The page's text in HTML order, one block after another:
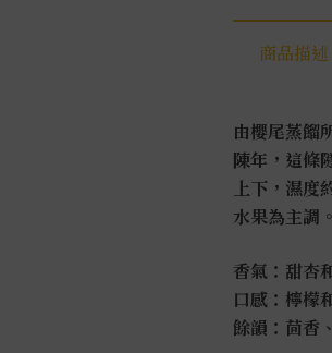
士
量
商品描述
由櫻尾蒸餾
陳年，這條
上下，濕度
水果為主調。
香氣：甜杏
口感：檸檬
餘韻：茴香